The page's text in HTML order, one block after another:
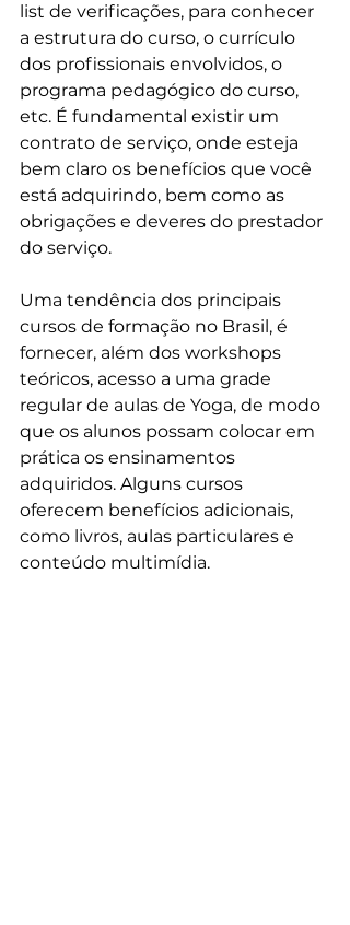
list de verificações, para conhecer
a estrutura do curso, o currículo
dos profissionais envolvidos, o
programa pedagógico do curso,
etc. É fundamental existir um
contrato de serviço, onde esteja
bem claro os benefícios que você
está adquirindo, bem como as
obrigações e deveres do prestador
do serviço.
Uma tendência dos principais
cursos de formação no Brasil, é
fornecer, além dos workshops
teóricos, acesso a uma grade
regular de aulas de Yoga, de modo
que os alunos possam colocar em
prática os ensinamentos
adquiridos. Alguns cursos
oferecem benefícios adicionais,
como livros, aulas particulares e
conteúdo multimídia.